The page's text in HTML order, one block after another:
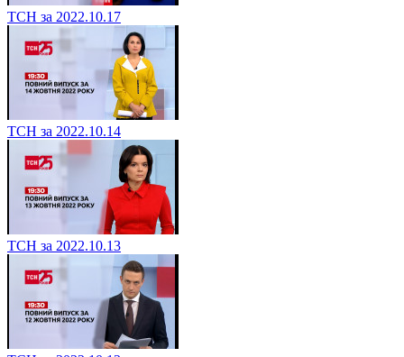
ТСН за 2022.10.17
ТСН за 2022.10.14
ТСН за 2022.10.13